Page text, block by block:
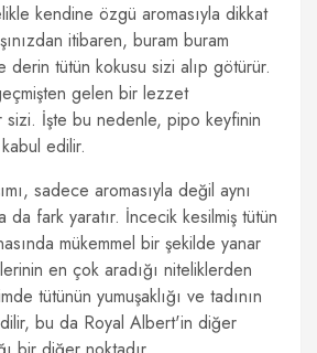
kendine özgü aromasıyla dikkat
itibaren, buram buram
derin tütün kokusu sizi alıp götürür.
gelen bir lezzet
sizi. İşte bu nedenle, pipo keyfinin
edilir.
sadece aromasıyla değil aynı
da fark yaratır. İncecik kesilmiş tütün
mükemmel bir şekilde yanar
en çok aradığı niteliklerden
tütünün yumuşaklığı ve tadının
bu da Royal Albert'in diğer